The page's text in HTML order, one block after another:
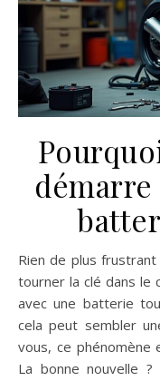
démarre
Rien de plus frustrant pour un passionné de moto que de
tourner la clé dans le
avec une batterie
cela peut sembler
vous, ce phénomène
La bonne nouvelle